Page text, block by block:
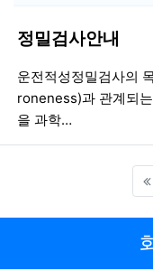
정밀검사안내
등록일
조회
운전적성정밀검사의
roneness)과 관계되
을 과학…